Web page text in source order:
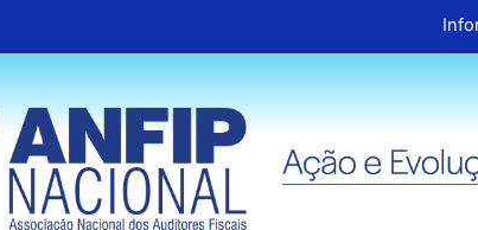
ANFIP Nacional recebe visita da superintendente
Preparativos para o XIX Encontro
Almoço em homenagem ao Dia